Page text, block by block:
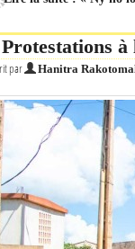
Protestations
par Hanitra